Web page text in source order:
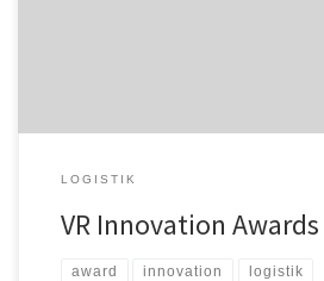
LOGISTIK
VR Innovation Awards
award innovation logistik